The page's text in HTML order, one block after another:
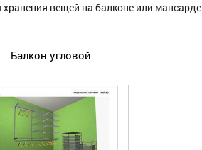
вещей на балконе или мансарде
Балкон угловой